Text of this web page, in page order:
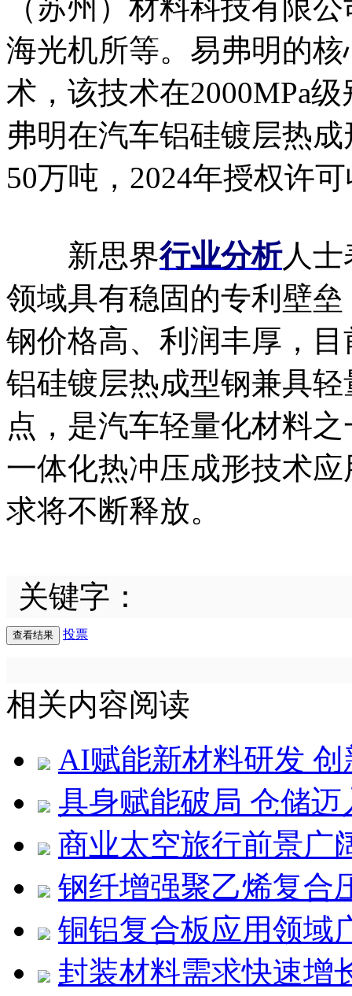
（苏州）材料科技有限
海光机所等。易弗明的
术，该技术在2000MPa
弗明在汽车铝硅镀层热
50万吨，2024年授权许
新思界行业分析人士
领域具有稳固的专利壁
钢价格高、利润丰厚，
铝硅镀层热成型钢兼具
点，是汽车轻量化材料
一体化热冲压成形技术
求将不断释放。
关键字：
投票
相关内容阅读
AI赋能新材料研发
具身赋能破局 仓储
商业太空旅行前景广
钢纤增强聚乙烯复合
铜铝复合板应用领域
封装材料需求快速增